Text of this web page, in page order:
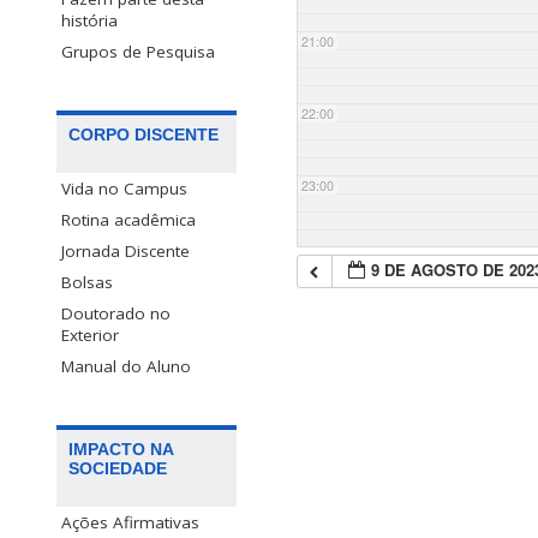
história
Grupos de Pesquisa
CORPO DISCENTE
Vida no Campus
Rotina acadêmica
Jornada Discente
Bolsas
Doutorado no
Exterior
Manual do Aluno
IMPACTO NA
SOCIEDADE
Ações Afirmativas
21:00
22:00
23:00
9 DE AGOSTO DE